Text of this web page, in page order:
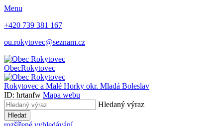
Menu
+420 739 381 167
ou.rokytovec@seznam.cz
ObecRokytovec
Rokytovec a Malé Horky okr. Mladá Boleslav
ID: hrtanfw Mapa webu
Hledaný výraz
Hledat